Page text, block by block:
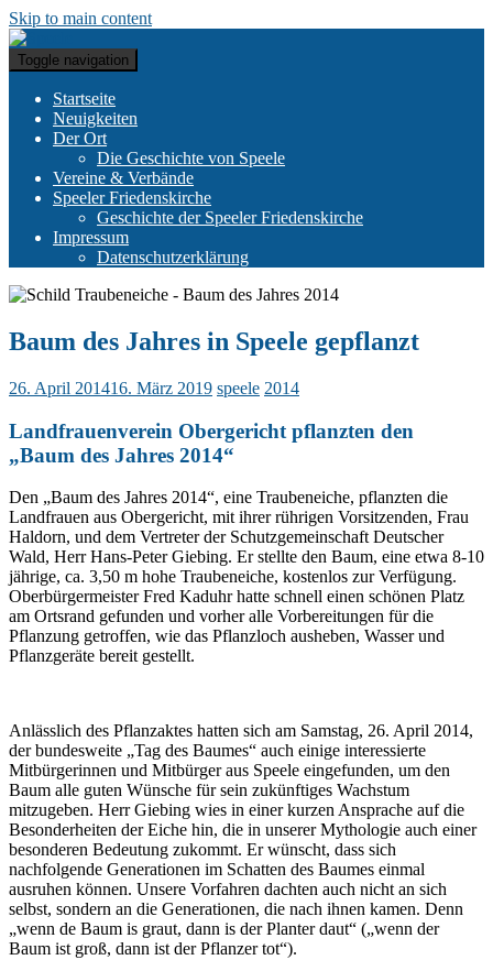
Skip to main content
Toggle navigation
Startseite
Neuigkeiten
Der Ort
Die Geschichte von Speele
Vereine & Verbände
Speeler Friedenskirche
Geschichte der Speeler Friedenskirche
Impressum
Datenschutzerklärung
Baum des Jahres in Speele gepflanzt
26. April 201416. März 2019 speele 2014
Landfrauenverein Obergericht pflanzten den
„Baum des Jahres 2014“
Den „Baum des Jahres 2014“, eine Traubeneiche, pflanzten die
Landfrauen aus Obergericht, mit ihrer rührigen Vorsitzenden, Frau
Haldorn, und dem Vertreter der Schutzgemeinschaft Deutscher
Wald, Herr Hans-Peter Giebing. Er stellte den Baum, eine etwa 8-10
jährige, ca. 3,50 m hohe Traubeneiche, kostenlos zur Verfügung.
Oberbürgermeister Fred Kaduhr hatte schnell einen schönen Platz
am Ortsrand gefunden und vorher alle Vorbereitungen für die
Pflanzung getroffen, wie das Pflanzloch ausheben, Wasser und
Pflanzgeräte bereit gestellt.
Anlässlich des Pflanzaktes hatten sich am Samstag, 26. April 2014,
der bundesweite „Tag des Baumes“ auch einige interessierte
Mitbürgerinnen und Mitbürger aus Speele eingefunden, um den
Baum alle guten Wünsche für sein zukünftiges Wachstum
mitzugeben. Herr Giebing wies in einer kurzen Ansprache auf die
Besonderheiten der Eiche hin, die in unserer Mythologie auch einer
besonderen Bedeutung zukommt. Er wünscht, dass sich
nachfolgende Generationen im Schatten des Baumes einmal
ausruhen können. Unsere Vorfahren dachten auch nicht an sich
selbst, sondern an die Generationen, die nach ihnen kamen. Denn
„wenn de Baum is graut, dann is der Planter daut“ („wenn der
Baum ist groß, dann ist der Pflanzer tot“).